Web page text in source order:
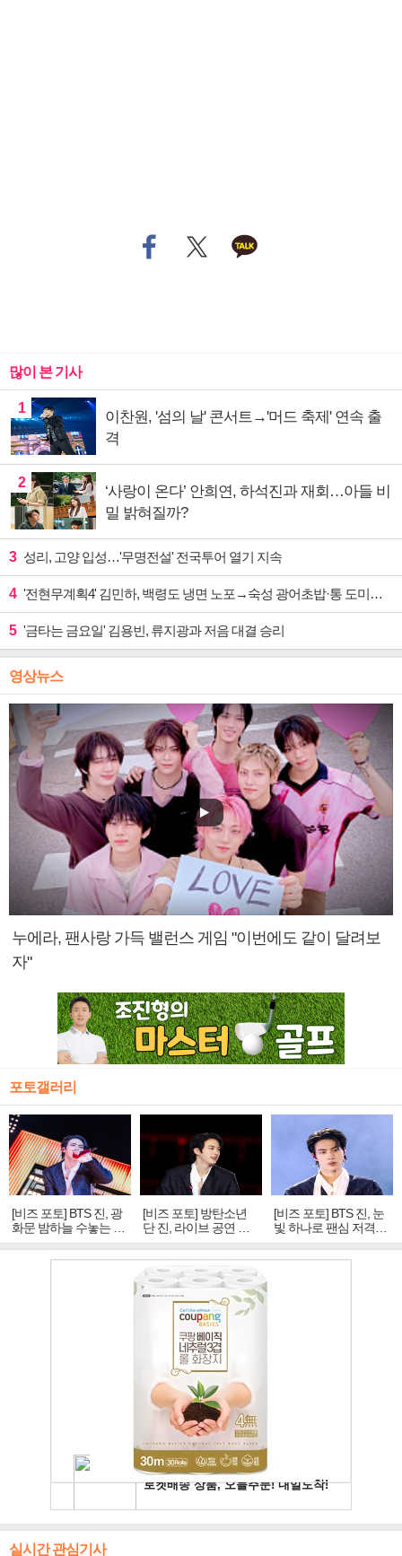
많이 본 기사
1
이찬원, '섬의 날' 콘서트→'머드 축제' 연속 출
격
2
‘사랑이 온다’ 안희연, 하석진과 재회…아들 비
밀 밝혀질까?
3 성리, 고양 입성…'무명전설' 전국투어 열기 지속
4 '전현무계획4' 김민하, 백령도 냉면 노포→숙성 광어초밥·통 도미찜 맛집 탐방
5 '금타는 금요일' 김용빈, 류지광과 저음 대결 승리
영상뉴스
누에라, 팬사랑 가득 밸런스 게임 "이번에도 같이 달려보
자"
포토갤러리
[비즈 포토] BTS 진, 광
화문 밤하늘 수놓는 '비
주얼 킹'의 열창
[비즈 포토] 방탄소년
단 진, 라이브 공연 중
빛나는 독보적 아우라
[비즈 포토] BTS 진, 눈
빛 하나로 팬심 저격…
독보적 카리스마
실시간 관심기사